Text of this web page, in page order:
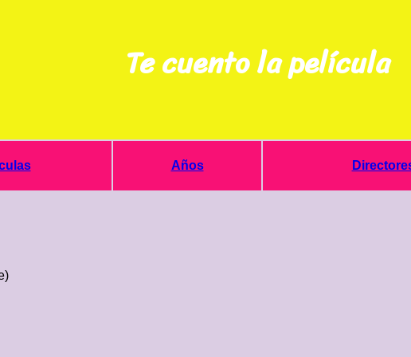
Te cuento la película
Años